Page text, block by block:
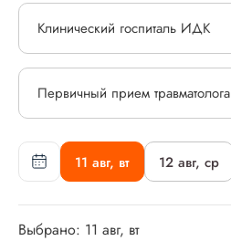
11 авг, вт 12 авг, ср
Выбрано: 11 авг, вт
Клинический госпиталь ИДК
Первичный прием травматолога